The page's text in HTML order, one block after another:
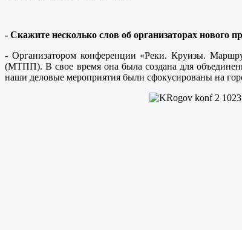
- Скажите несколько слов об организаторах нового
- Организатором конференции «Реки. Круизы.
(МТПП). В свое время она была создана для
наши деловые мероприятия были сфокусированы на